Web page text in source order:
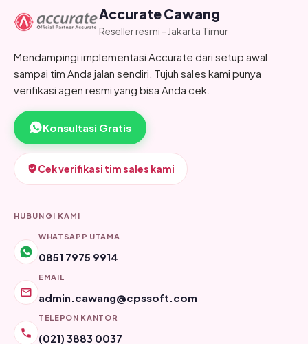
Accurate Cawang
Reseller resmi - Jakarta Timur
Mendampingi implementasi Accurate dari setup awal
sampai tim Anda jalan sendiri. Tujuh sales kami punya
verifikasi agen resmi yang bisa Anda cek.
Konsultasi Gratis
Cek verifikasi tim sales kami
HUBUNGI KAMI
WHATSAPP UTAMA
0851 7975 9914
EMAIL
admin.cawang@cpssoft.com
TELEPON KANTOR
(021) 3883 0037